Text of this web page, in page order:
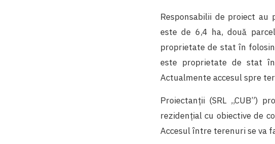
Responsabilii de proiect
este de 6,4 ha, două
proprietate de stat în
este proprietate de stat
Actualmente accesul spre
Proiectanții (SRL ,,CUB”)
rezidențial cu obiective de
Accesul între terenuri se va